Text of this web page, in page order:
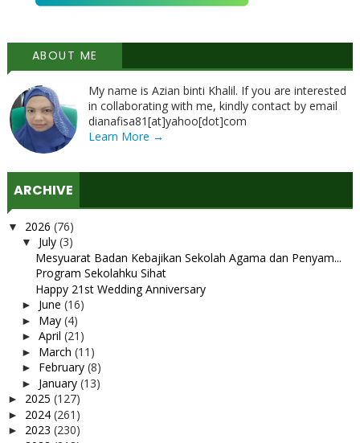
ABOUT ME
My name is Azian binti Khalil. If you are interested
in collaborating with me, kindly contact by email
dianafisa81[at]yahoo[dot]com
Learn More →
ARCHIVE
▼ 2026 (76)
▼ July (3)
Mesyuarat Badan Kebajikan Sekolah Agama dan Penyam...
Program Sekolahku Sihat
Happy 21st Wedding Anniversary
► June (16)
► May (4)
► April (21)
► March (11)
► February (8)
► January (13)
► 2025 (127)
► 2024 (261)
► 2023 (230)